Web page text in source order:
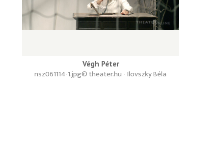
Végh Péter
© theater.hu - Ilovszky Béla
nsz061114-1.jpg